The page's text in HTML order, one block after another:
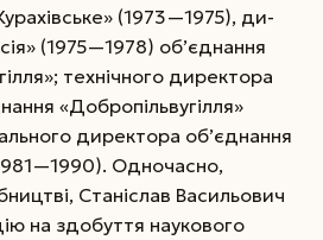
(1973—1975), ди­
(1975—1978) об’єднання
технічного директора
«Добропільвугілля»
директора об’єднання
Одночасно,
Станіслав Васильович
на здобуття наукового